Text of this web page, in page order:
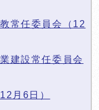
常任委員会（12
建設常任委員会
月6日）